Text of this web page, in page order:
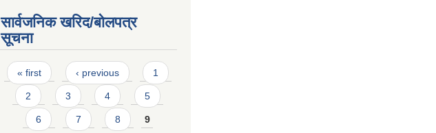
सार्वजनिक खरिद/बोलपत्र
सूचना
Pages
« first ‹ previous 1
2 3 4 5
6 7 8 9